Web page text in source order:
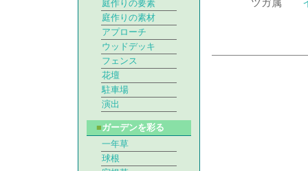
ツガ属
庭作りの要素
庭作りの素材
アプローチ
ウッドデッキ
フェンス
花壇
駐車場
演出
■ガーデンを彩る
一年草
球根